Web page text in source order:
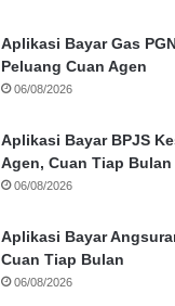
Aplikasi Bayar Gas
Peluang Cuan Agen
06/08/2026
Aplikasi Bayar BPJS
Agen, Cuan Tiap Bulan
06/08/2026
Aplikasi Bayar
Cuan Tiap Bulan
06/08/2026